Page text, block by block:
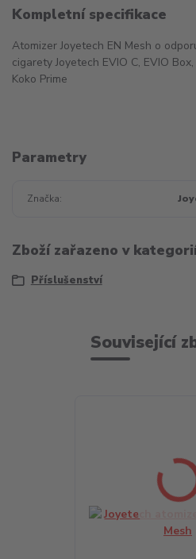
Kompletní specifikace
Atomizer Joyetech EN Mesh o
cigarety Joyetech EVIO C, EVIO
Koko Prime
Parametry
Značka
Zboží zařazeno v
Příslušenství
Související